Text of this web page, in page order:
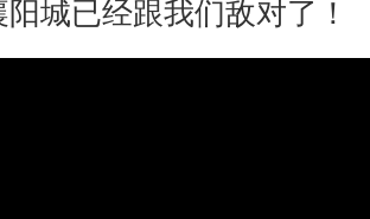
城已经跟我们敌对了！